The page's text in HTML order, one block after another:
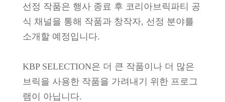
선정 작품은 행사 종료 후 코리아브릭파티 공
식 채널을 통해 작품과 창작자, 선정 분야를
소개할 예정입니다.
KBP SELECTION은 더 큰 작품이나 더 많은
브릭을 사용한 작품을 가려내기 위한 프로그
램이 아닙니다.